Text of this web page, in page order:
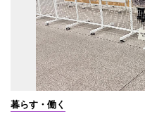
暮らす・働く